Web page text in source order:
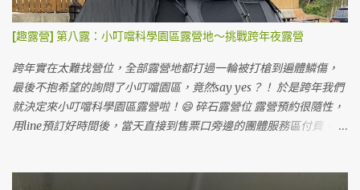
[趣露營] 第八露：小叮噹科學園區露營地～挑戰跨年夜露營
跨年實在太難找營位，全部露營地都打過一輪被打槍到遍體鱗傷，
最後不抱希望的詢問了小叮噹園區，竟然say yes？！ 於是跨年我們
就決定來小叮噹科學園區露營啦！😄 碎石露營位 露營預約很隨性，
用line預訂好時間後，當天直接到售票口旁邊的團體服務區付費，會